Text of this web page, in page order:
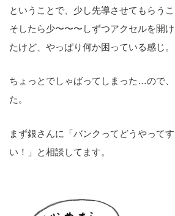
ということで、少し先導させてもらうこ
そしたら少〜〜〜しずつアクセルを開
たけど、やっぱり何か困っている感じ。
ちょっとでしゃばってしまった…ので
た。
まず銀さんに「バンクってどうやって
い！」と相談してます。